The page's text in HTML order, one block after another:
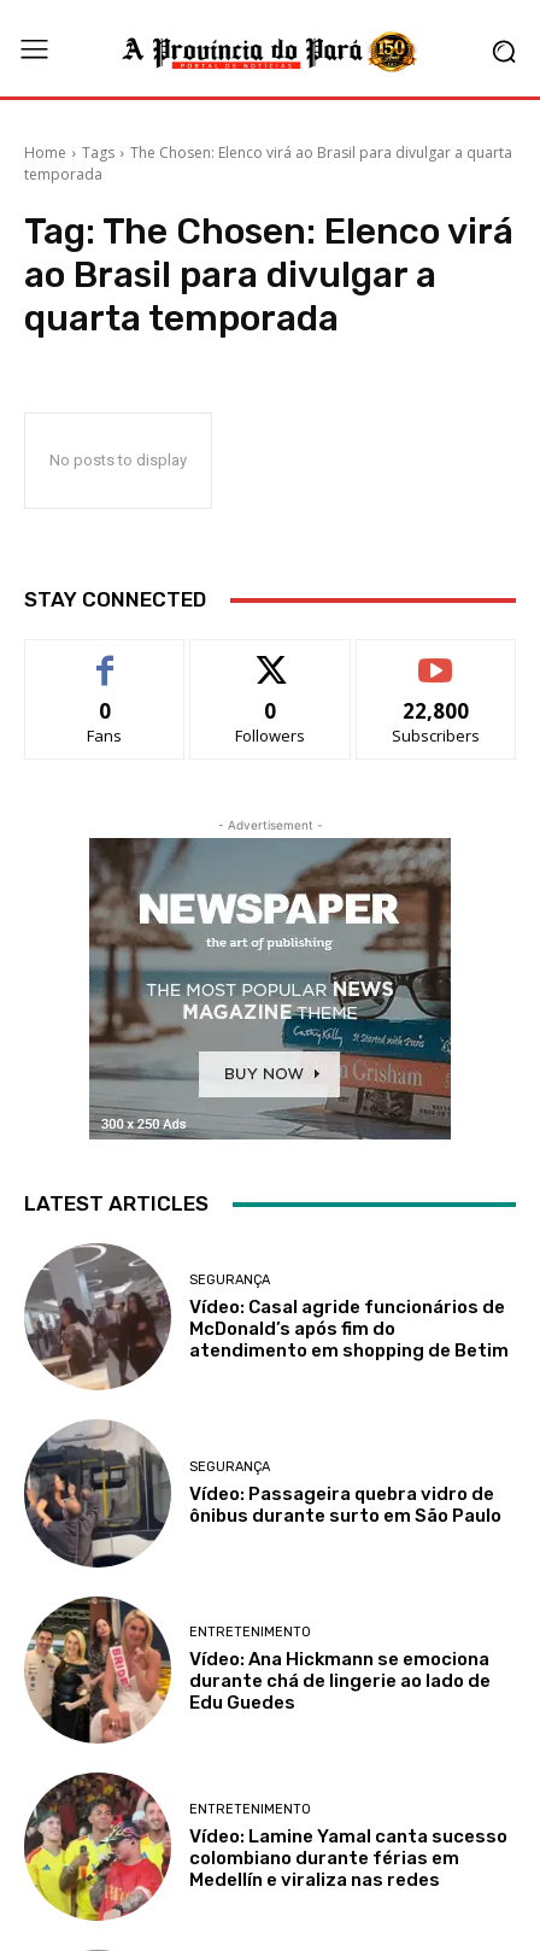
Home Tags
The Chosen: Elenco virá ao Brasil para divulgar a quarta
temporada
Tag: The Chosen: Elenco virá
ao Brasil para divulgar a
quarta temporada
No posts to display
STAY CONNECTED
0
Fans
0
Followers
22,800
Subscribers
- Advertisement -
LATEST ARTICLES
SEGURANÇA
Vídeo: Casal agride funcionários de
McDonald’s após fim do
atendimento em shopping de Betim
SEGURANÇA
Vídeo: Passageira quebra vidro de
ônibus durante surto em São Paulo
ENTRETENIMENTO
Vídeo: Ana Hickmann se emociona
durante chá de lingerie ao lado de
Edu Guedes
ENTRETENIMENTO
Vídeo: Lamine Yamal canta sucesso
colombiano durante férias em
Medellín e viraliza nas redes